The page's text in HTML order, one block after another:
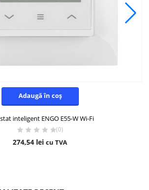
Adaugă în coș
inteligent ENGO E55-W Wi-Fi
(0)
274,54 lei cu TVA